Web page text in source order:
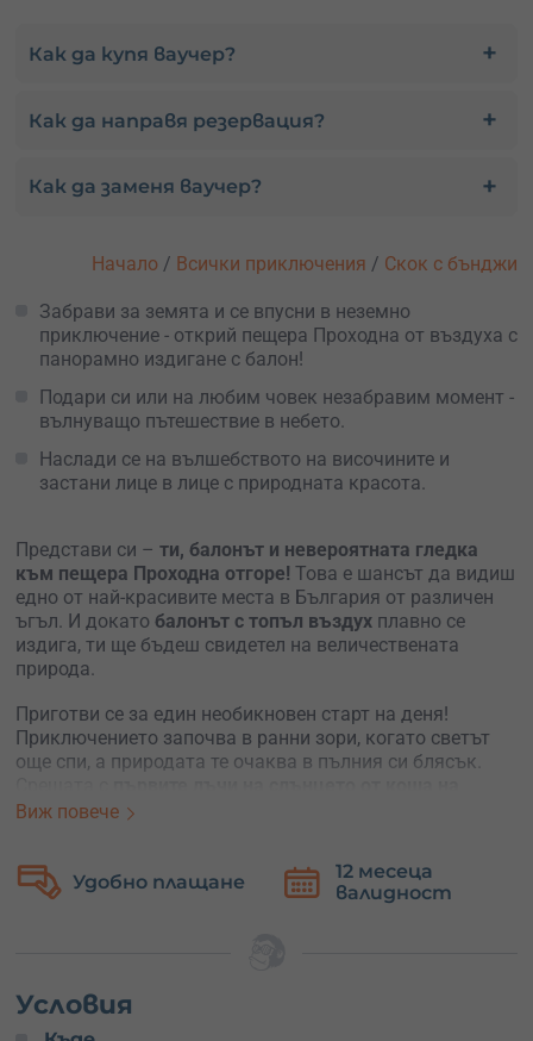
Как да купя ваучер?
Как да направя резервация?
Как да заменя ваучер?
Начало / Всички приключения / Скок с бънджи
Забрави за земята и се впусни в неземно
приключение - открий пещера Проходна от въздуха с
панорамно издигане с балон!
Подари си или на любим човек незабравим момент -
вълнуващо пътешествие в небето.
Наслади се на вълшебството на височините и
застани лице в лице с природната красота.
Представи си – ти, балонът и невероятната гледка
към пещера Проходна отгоре! Това е шансът да видиш
едно от най-красивите места в България от различен
ъгъл. И докато балонът с топъл въздух плавно се
издига, ти ще бъдеш свидетел на величествената
природа.
Приготви се за един необикновен старт на деня!
Приключението започва в ранни зори, когато светът
още спи, а природата те очаква в пълния си блясък.
балонае нещо, което ще помниш завинаги!
инструктор-пилот, който ще се погрижи за твоята
безопасност. Ти само се наслаждавай на момента и не
Това преживяване е идеално за всеки любител на
въздушните приключения
Виж повече
12 месеца
валидност
Безплатна
замяна
Условия